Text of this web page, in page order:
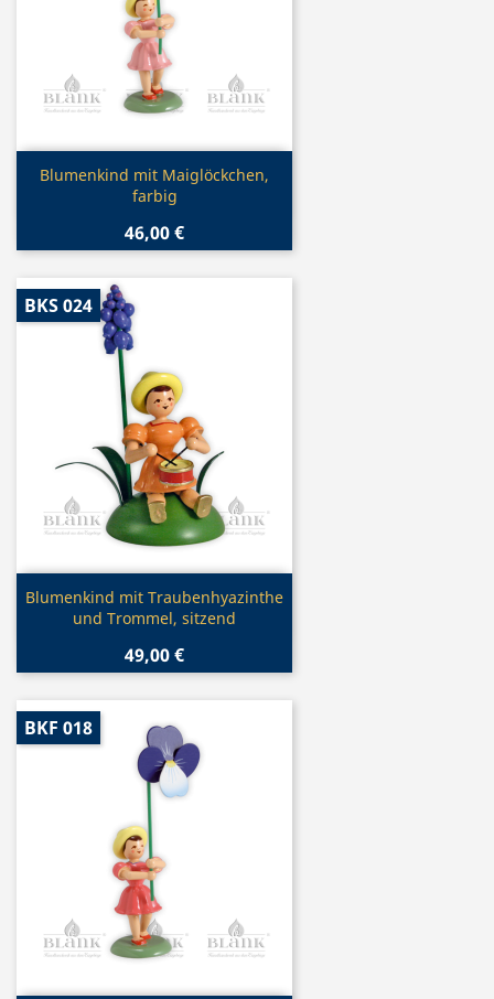
Vorschau
Blumenkind mit Maiglöckchen,
farbig
46,00 €
Vorschau
Blumenkind mit Traubenhyazinthe
und Trommel, sitzend
49,00 €
BKS 024
BKF 018